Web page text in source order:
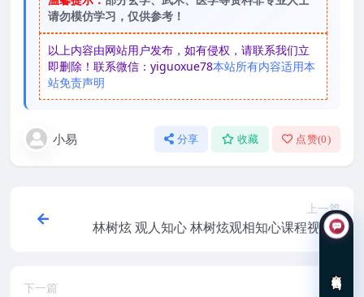
请勿模仿学习，仅供参考！
以上内容由网站用户发布，如有侵权，请联系我们立
即删除！联系微信：yiguoxue78本站所有内容适用本
站免责声明
小易 分享 收藏 点赞(0)
上一篇
林树炫 观人知心 林树炫观相知心课程视频6
下一篇